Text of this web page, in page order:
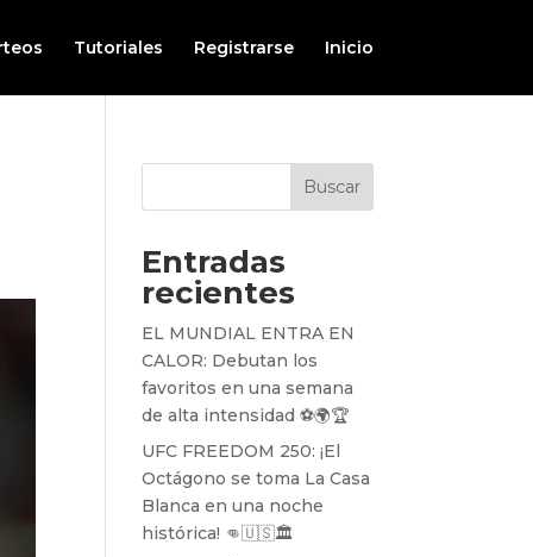
Tutoriales Registrarse Inicio
Buscar
Entradas
recientes
EL MUNDIAL ENTRA EN
CALOR: Debutan los
favoritos en una semana
de alta intensidad ⚽️🌍🏆
UFC FREEDOM 250: ¡El
Octágono se toma La Casa
Blanca en una noche
histórica! 👊🇺🇸🏛️